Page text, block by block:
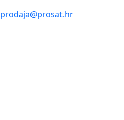
prodaja@prosat.hr